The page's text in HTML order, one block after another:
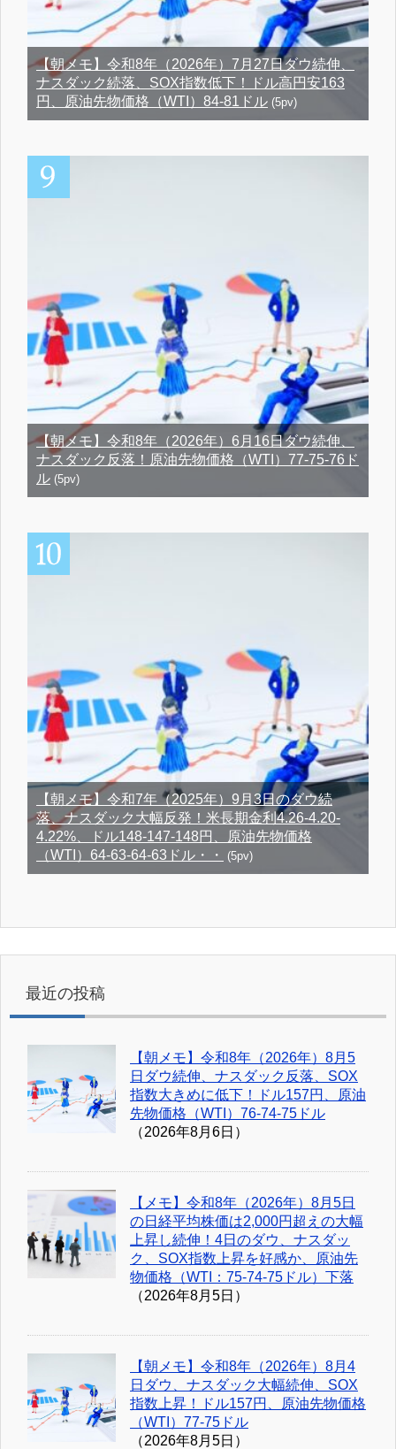
【朝メモ】令和8年（2026年）7月27日ダウ続伸、
ナスダック続落、SOX指数低下！ドル高円安163
円、原油先物価格（WTI）84-81ドル (5pv)
【朝メモ】令和8年（2026年）6月16日ダウ続伸、
ナスダック反落！原油先物価格（WTI）77-75-76ド
ル (5pv)
【朝メモ】令和7年（2025年）9月3日のダウ続
落、ナスダック大幅反発！米長期金利4.26-4.20-
4.22%、ドル148-147-148円、原油先物価格
（WTI）64-63-64-63ドル・・
(5pv)
最近の投稿
【朝メモ】令和8年（2026年）8月5
日ダウ続伸、ナスダック反落、SOX
指数大きめに低下！ドル157円、原油
先物価格（WTI）76-74-75ドル
（2026年8月6日）
【メモ】令和8年（2026年）8月5日
の日経平均株価は2,000円超えの大幅
上昇し続伸！4日のダウ、ナスダッ
ク、SOX指数上昇を好感か、原油先
物価格（WTI：75-74-75ドル）下落
（2026年8月5日）
【朝メモ】令和8年（2026年）8月4
日ダウ、ナスダック大幅続伸、SOX
指数上昇！ドル157円、原油先物価格
（WTI）77-75ドル
（2026年8月5日）